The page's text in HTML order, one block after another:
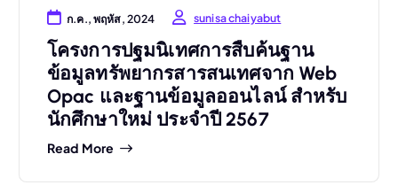
ก.ค., พฤหัส, 2024 sunisa chaiyabut
โครงการปฐมนิเทศการสืบค้นฐาน
ข้อมูลทรัพยากรสารสนเทศจาก Web
Opac และฐานข้อมูลออนไลน์ สำหรับ
นักศึกษาใหม่ ประจำปี 2567
Read More